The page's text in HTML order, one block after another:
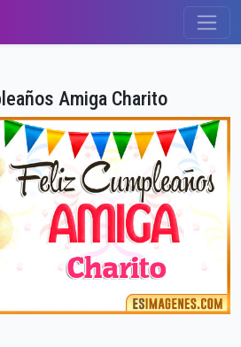
Amiga Charito